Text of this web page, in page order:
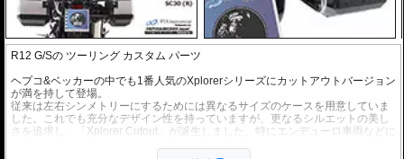
R12 G/Sの ツーリング カスタム パーツ
ヘプコ&ベッカーの中でも1番人気のXplorerシリーズにカットアウトバージョン
が満を持して登場。
従来は左右シンメトリーにするためには異なるサイズのケースを用意していま
した。これでも充分なデザイン性を持っていますが、更なるシルエットの美し
さを追求し、「Xplorer Cutout」が誕生しました。特にエンデューロ車両などに
写真を見ていただければ、そのイメージの違いを感じていただけるでしょう。